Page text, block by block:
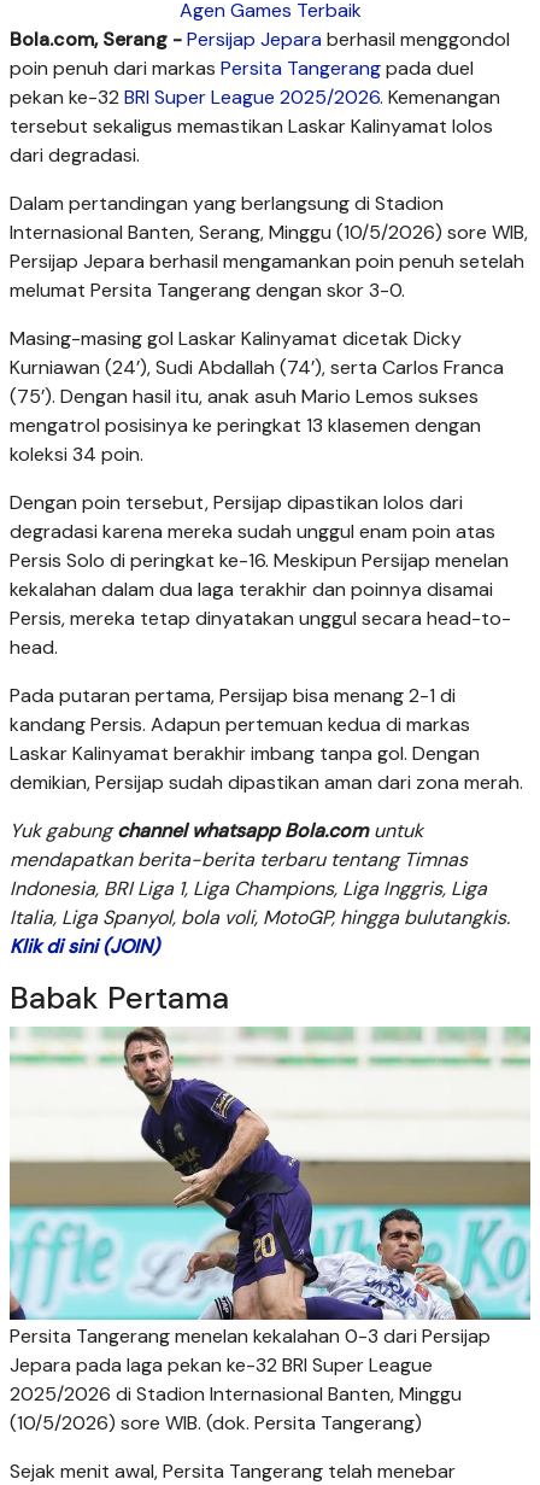
Agen Games Terbaik
Bola.com, Serang -Persijap Jeparaberhasil menggondol
poin penuh dari markas Persita Tangerangpada duel
pekan ke-32 BRI Super League 2025/2026. Kemenangan
tersebut sekaligus memastikan Laskar Kalinyamat lolos
dari degradasi.
Dalam pertandingan yang berlangsung di Stadion
Internasional Banten, Serang, Minggu (10/5/2026) sore WIB,
Persijap Jepara berhasil mengamankan poin penuh setelah
melumat Persita Tangerang dengan skor 3-0.
Masing-masing gol Laskar Kalinyamat dicetak Dicky
Kurniawan (24’), Sudi Abdallah (74’), serta Carlos Franca
(75’). Dengan hasil itu, anak asuh Mario Lemos sukses
mengatrol posisinya ke peringkat 13 klasemen dengan
koleksi 34 poin.
Dengan poin tersebut, Persijap dipastikan lolos dari
degradasi karena mereka sudah unggul enam poin atas
Persis Solo di peringkat ke-16. Meskipun Persijap menelan
kekalahan dalam dua laga terakhir dan poinnya disamai
Persis, mereka tetap dinyatakan unggul secara head-to-
head.
Pada putaran pertama, Persijap bisa menang 2-1 di
kandang Persis. Adapun pertemuan kedua di markas
Laskar Kalinyamat berakhir imbang tanpa gol. Dengan
demikian, Persijap sudah dipastikan aman dari zona merah.
Yuk gabungchannel whatsapp Bola.comuntuk
mendapatkan berita-berita terbaru tentang Timnas
Indonesia, BRI Liga 1, Liga Champions, Liga Inggris, Liga
Italia, Liga Spanyol, bola voli, MotoGP, hingga bulutangkis.
Klik di sini (JOIN)
Babak Pertama
Persita Tangerang menelan kekalahan 0-3 dari Persijap
Jepara pada laga pekan ke-32 BRI Super League
2025/2026 di Stadion Internasional Banten, Minggu
(10/5/2026) sore WIB. (dok. Persita Tangerang)
Sejak menit awal, Persita Tangerang telah menebar